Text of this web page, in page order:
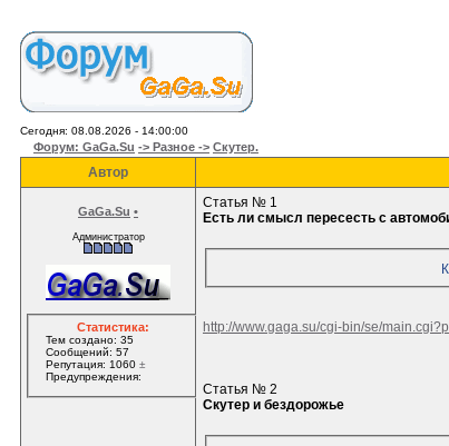
Сегодня: 08.08.2026 - 14:00:00
Форум: GaGa.Su -> Разное -> Скутер.
Автор
GaGa.Su •
Администратор
Статистика:
Тем создано: 35
Сообщений: 57
Репутация: 1060±
Предупреждения:
Статья № 1
Есть ли смысл пересесть с
http://www.gaga.su/cgi-bin/se/
Статья № 2
Скутер и бездорожье